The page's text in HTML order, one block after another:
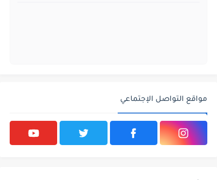
مواقع التواصل الإجتماعي